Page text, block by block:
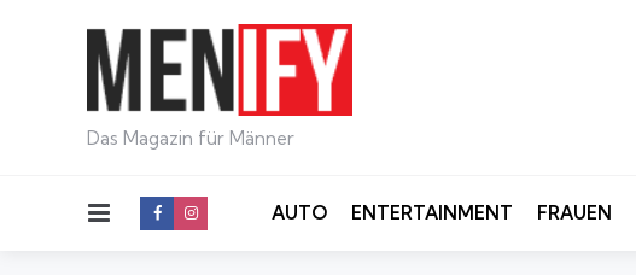
Das Magazin für Männer
Menu AUTO ENTERTAINMENT FRAUEN